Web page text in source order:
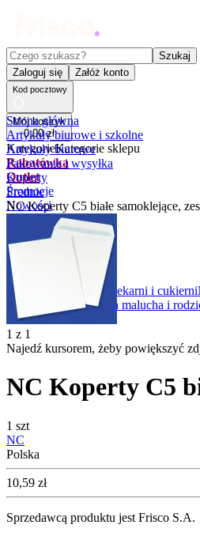
Czego szukasz?
Szukaj
Zaloguj się
Załóż konto
Kod pocztowy
Mój koszyk
0,00 zł
KategorieKategorie sklepu
Rabatówka
Outlet
Promocje
Nowości
Dla Biura
Warzywa i owoce Z piekarni i cukierni
prezentowe
Napoje Dla malucha i
Strona główna
Artykuły biurowe i szkolne
Artykuły biurowe
Pakowanie i wysyłka
Koperty
Średnie
NC Koperty C5 białe samoklejące,
1 z 1
Najedź kursorem, żeby powiększyć
NC Koperty C5
1 szt
NC
Polska
Cena
10,59 zł
Sprzedawcą produktu jest Frisco S.A.